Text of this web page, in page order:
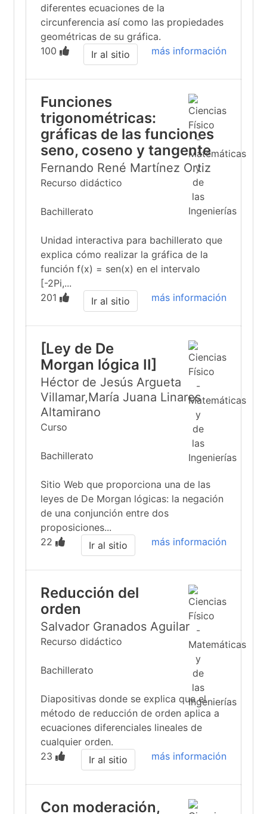
diferentes ecuaciones de la
circunferencia así como las propiedades
geométricas de su gráfica.
100
más información
Ir al sitio
Funciones
trigonométricas:
gráficas de las funciones
seno, coseno y tangente
Fernando René Martínez Ortiz
Recurso didáctico
Bachillerato
Unidad interactiva para bachillerato que
explica cómo realizar la gráfica de la
función f(x) = sen(x) en el intervalo
[-2Pi,...
201
más información
Ir al sitio
[Ley de De
Morgan lógica II]
Héctor de Jesús Argueta
Villamar,María Juana Linares
Altamirano
Curso
Bachillerato
Sitio Web que proporciona una de las
leyes de De Morgan lógicas: la negación
de una conjunción entre dos
proposiciones...
22
más información
Ir al sitio
Reducción del
orden
Salvador Granados Aguilar
Recurso didáctico
Bachillerato
Diapositivas donde se explica que el
método de reducción de orden aplica a
ecuaciones diferenciales lineales de
cualquier orden.
23
más información
Ir al sitio
Con moderación,